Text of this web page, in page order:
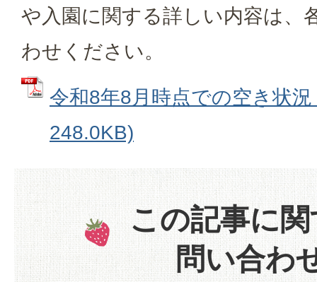
や入園に関する詳しい内容は、
わせください。
令和8年8月時点での空き状
248.0KB)
この記事に
問い合わ